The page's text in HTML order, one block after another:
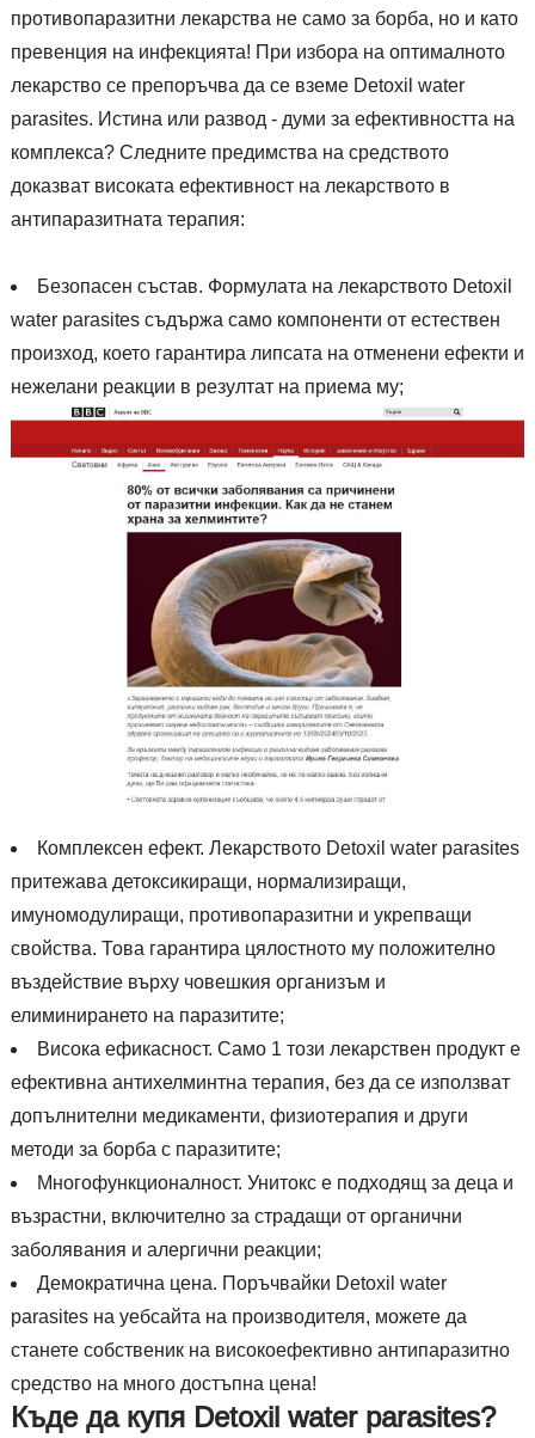
противопаразитни лекарства не само за борба, но и като
превенция на инфекцията! При избора на оптималното
лекарство се препоръчва да се вземе Detoxil water
parasites. Истина или развод - думи за ефективността на
комплекса? Следните предимства на средството
доказват високата ефективност на лекарството в
антипаразитната терапия:
Безопасен състав. Формулата на лекарството Detoxil
water parasites съдържа само компоненти от естествен
произход, което гарантира липсата на отменени ефекти и
нежелани реакции в резултат на приема му;
Комплексен ефект. Лекарството Detoxil water parasites
притежава детоксикиращи, нормализиращи,
имуномодулиращи, противопаразитни и укрепващи
свойства. Това гарантира цялостното му положително
въздействие върху човешкия организъм и
елиминирането на паразитите;
Висока ефикасност. Само 1 този лекарствен продукт е
ефективна антихелминтна терапия, без да се използват
допълнителни медикаменти, физиотерапия и други
методи за борба с паразитите;
Многофункционалност. Унитокс е подходящ за деца и
възрастни, включително за страдащи от органични
заболявания и алергични реакции;
Демократична цена. Поръчвайки Detoxil water
parasites на уебсайта на производителя, можете да
станете собственик на високоефективно антипаразитно
средство на много достъпна цена!
Къде да купя Detoxil water parasites?